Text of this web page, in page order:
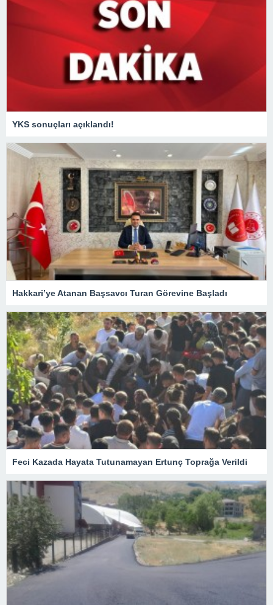
YKS sonuçları açıklandı!
Hakkari’ye Atanan Başsavcı Turan Görevine Başladı
Feci Kazada Hayata Tutunamayan Ertunç Toprağa Verildi